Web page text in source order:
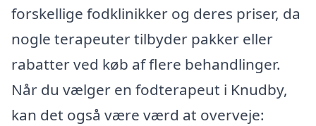
forskellige fodklinikker og deres priser, da
nogle terapeuter tilbyder pakker eller
rabatter ved køb af flere behandlinger.
Når du vælger en fodterapeut i Knudby,
kan det også være værd at overveje: